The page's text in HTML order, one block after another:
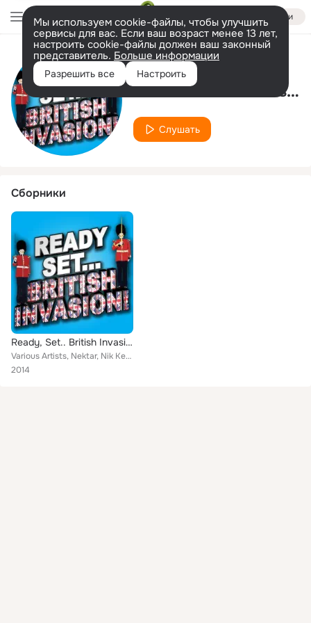
Войти
Мы используем cookie-файлы, чтобы улучшить
сервисы для вас. Если ваш возраст менее 13 лет,
настроить cookie-файлы должен ваш законный
представитель. Больше информации
Разрешить все Настроить
Исполнитель
The London Orchestral Symphony
Слушать
Сборники
Ready, Set.. British Invasion!
Various Artists, Nektar, Nik Kershaw, T'Pau, Denny Laine, Us3, ABC, Paul Young, John Parr, Modern English, Howard Jones, John Wa...
2014